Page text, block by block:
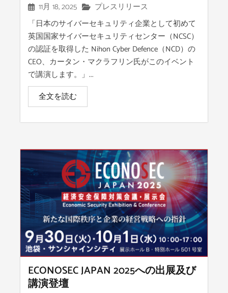
11月 18, 2025
プレスリリース
「日本のサイバーセキュリティ企業として初めて
英国国家サイバーセキュリティセンター（NCSC）
の認証を取得した Nihon Cyber Defence（NCD）の
CEO、カータン・マクラフリン氏がこのイベント
で講演します。」...
全文を読む
ECONOSEC JAPAN 2025への出展及び
講演登壇